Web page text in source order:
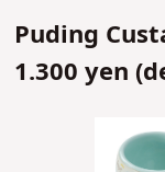
Puding
1.300 yen